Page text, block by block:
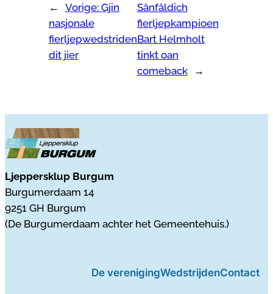
← Vorige: Gjin
nasjonale
fierljepwedstriden
dit jier
Sânfâldich
fierljepkampioen
Bart Helmholt
tinkt oan
comeback
→
Ljeppersklup Burgum
Burgumerdaam 14
9251 GH Burgum
(De Burgumerdaam achter het Gemeentehuis.)
De verenigingWedstrijdenContact